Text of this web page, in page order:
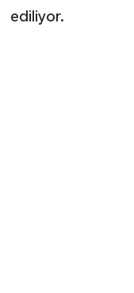
ediliyor.